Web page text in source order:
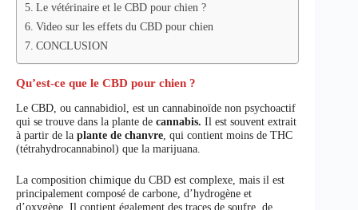
Le vétérinaire et le CBD pour chien ?
Video sur les effets du CBD pour chien
CONCLUSION
Qu’est-ce que le CBD pour chien ?
Le CBD, ou cannabidiol, est un cannabinoïde non psychoactif
qui se trouve dans la plante de cannabis. Il est souvent extrait
à partir de la plante de chanvre, qui contient moins de THC
(tétrahydrocannabinol) que la marijuana.
La composition chimique du CBD est complexe, mais il est
principalement composé de carbone, d’hydrogène et
d’oxygène. Il contient également des traces de soufre, de